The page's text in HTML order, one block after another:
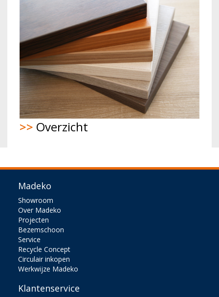
>> Overzicht
Madeko
Showroom
Over Madeko
Projecten
Bezemschoon
Service
Recycle Concept
Circulair inkopen
Werkwijze Madeko
Klantenservice